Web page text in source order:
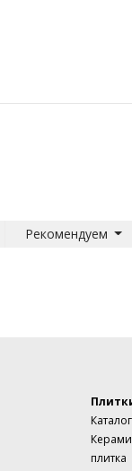
Рекомендуем
плитка